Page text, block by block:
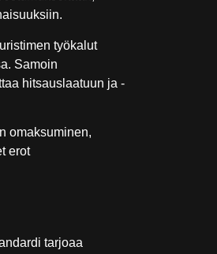
työkalut
Samoin
hitsauslaatuun ja -
omaksuminen,
erot
tarjoaa